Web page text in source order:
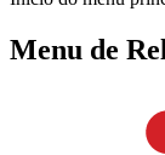
Menu de